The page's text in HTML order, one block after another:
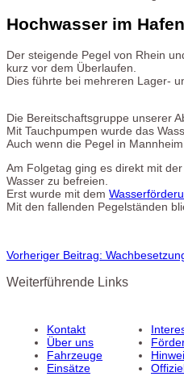
Hochwasser im
Der steigende Pegel von Rhein
kurz vor dem Überlaufen.
Dies führte bei mehreren Lager-
Die Bereitschaftsgruppe unserer
Mit Tauchpumpen wurde das
Auch wenn die Pegel in
Am Folgetag ging es direkt mit
Wasser zu befreien.
Erst wurde mit dem
Mit den fallenden Pegelständen
Vorheriger Beitrag:
Weiterführende Links
Kontakt
Über uns
Fahrzeuge
Einsätze